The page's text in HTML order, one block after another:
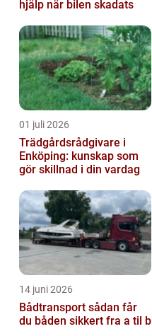
hjälp när bilen skadats
01 juli 2026
Trädgårdsrådgivare i
Enköping: kunskap som
gör skillnad i din vardag
14 juni 2026
Bådtransport sådan får
du båden sikkert fra a til b